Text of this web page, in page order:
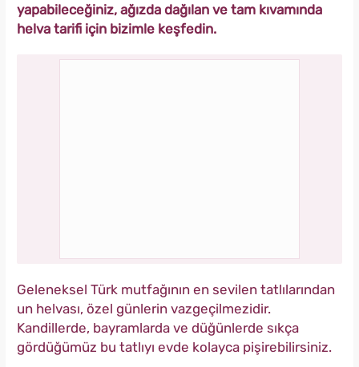
yapabileceğiniz, ağızda dağılan ve tam kıvamında
helva tarifi için bizimle keşfedin.
Geleneksel Türk mutfağının en sevilen tatlılarından
un helvası, özel günlerin vazgeçilmezidir.
Kandillerde, bayramlarda ve düğünlerde sıkça
gördüğümüz bu tatlıyı evde kolayca pişirebilirsiniz.